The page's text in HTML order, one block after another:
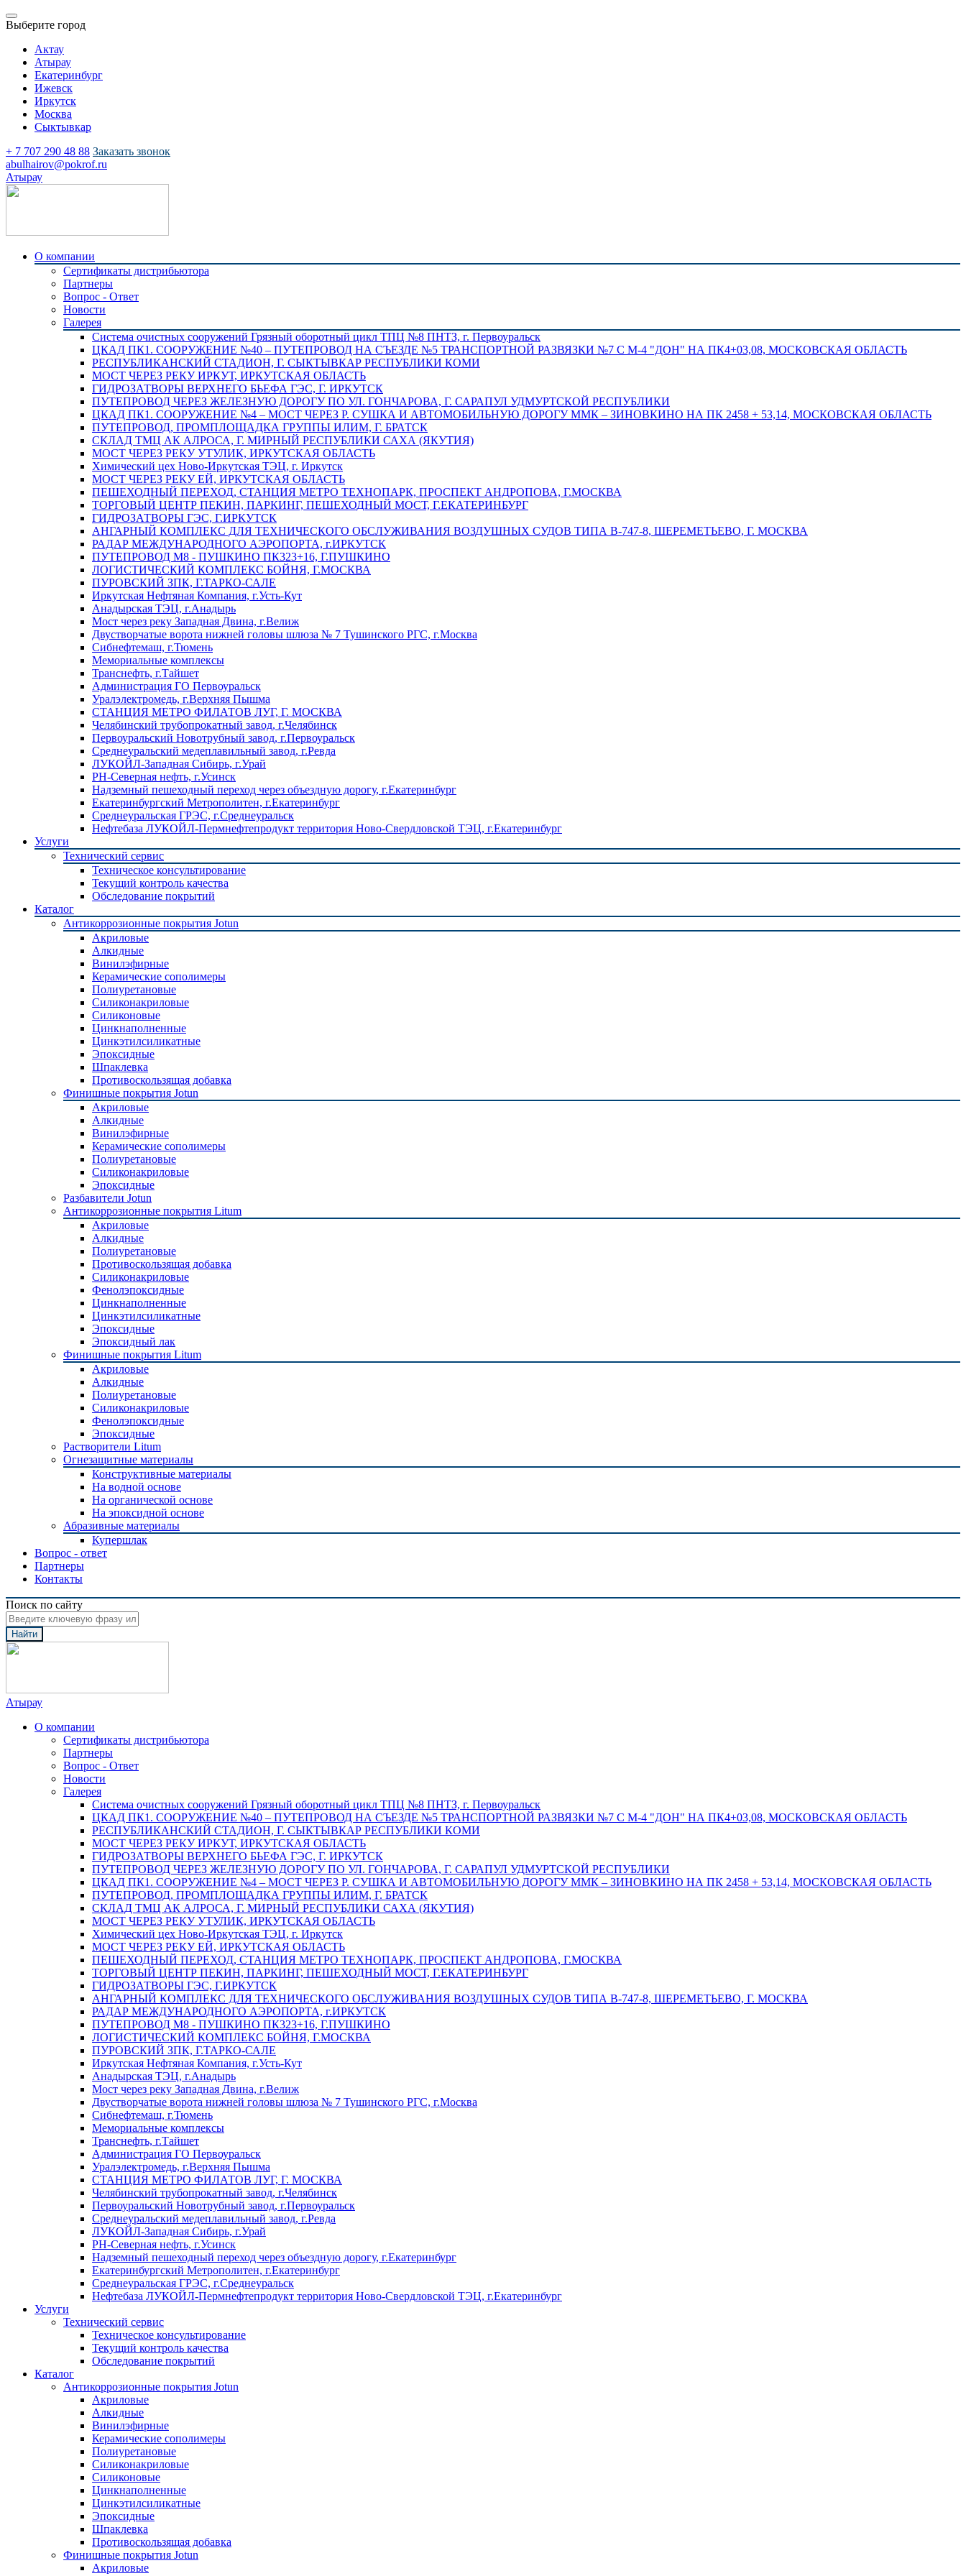
Выберите город
Актау
Атырау
Екатеринбург
Ижевск
Иркутск
Москва
Сыктывкар
+ 7 707 290 48 88 Заказать звонок
abulhairov@pokrof.ru
Атырау
О компании
Сертификаты дистрибьютора
Партнеры
Вопрос - Ответ
Новости
Галерея
Система очистных сооружений Грязный оборотный цикл ТПЦ №8 ПНТЗ, г. Первоуральск
ЦКАД ПК1. СООРУЖЕНИЕ №40 – ПУТЕПРОВОД НА СЪЕЗДЕ №5 ТРАНСПОРТНОЙ РАЗВЯЗКИ №7 С М-4 "ДОН" НА ПК4+03,08, МОСКОВСКАЯ ОБЛАСТЬ
РЕСПУБЛИКАНСКИЙ СТАДИОН, Г. СЫКТЫВКАР РЕСПУБЛИКИ КОМИ
МОСТ ЧЕРЕЗ РЕКУ ИРКУТ, ИРКУТСКАЯ ОБЛАСТЬ
ГИДРОЗАТВОРЫ ВЕРХНЕГО БЬЕФА ГЭС, Г. ИРКУТСК
ПУТЕПРОВОД ЧЕРЕЗ ЖЕЛЕЗНУЮ ДОРОГУ ПО УЛ. ГОНЧАРОВА, Г. САРАПУЛ УДМУРТСКОЙ РЕСПУБЛИКИ
ЦКАД ПК1. СООРУЖЕНИЕ №4 – МОСТ ЧЕРЕЗ Р. СУШКА И АВТОМОБИЛЬНУЮ ДОРОГУ ММК – ЗИНОВКИНО НА ПК 2458 + 53,14, МОСКОВСКАЯ ОБЛАСТЬ
ПУТЕПРОВОД, ПРОМПЛОЩАДКА ГРУППЫ ИЛИМ, Г. БРАТСК
СКЛАД ТМЦ АК АЛРОСА, Г. МИРНЫЙ РЕСПУБЛИКИ САХА (ЯКУТИЯ)
МОСТ ЧЕРЕЗ РЕКУ УТУЛИК, ИРКУТСКАЯ ОБЛАСТЬ
Химический цех Ново-Иркутская ТЭЦ, г. Иркутск
МОСТ ЧЕРЕЗ РЕКУ ЕЙ, ИРКУТСКАЯ ОБЛАСТЬ
ПЕШЕХОДНЫЙ ПЕРЕХОД, СТАНЦИЯ МЕТРО ТЕХНОПАРК, ПРОСПЕКТ АНДРОПОВА, Г.МОСКВА
ТОРГОВЫЙ ЦЕНТР ПЕКИН, ПАРКИНГ, ПЕШЕХОДНЫЙ МОСТ, Г.ЕКАТЕРИНБУРГ
ГИДРОЗАТВОРЫ ГЭС, Г.ИРКУТСК
АНГАРНЫЙ КОМПЛЕКС ДЛЯ ТЕХНИЧЕСКОГО ОБСЛУЖИВАНИЯ ВОЗДУШНЫХ СУДОВ ТИПА В-747-8, ШЕРЕМЕТЬЕВО, Г. МОСКВА
РАДАР МЕЖДУНАРОДНОГО АЭРОПОРТА, г.ИРКУТСК
ПУТЕПРОВОД М8 - ПУШКИНО ПК323+16, Г.ПУШКИНО
ЛОГИСТИЧЕСКИЙ КОМПЛЕКС БОЙНЯ, Г.МОСКВА
ПУРОВСКИЙ ЗПК, Г.ТАРКО-САЛЕ
Иркутская Нефтяная Компания, г.Усть-Кут
Анадырская ТЭЦ, г.Анадырь
Мост через реку Западная Двина, г.Велиж
Двустворчатые ворота нижней головы шлюза № 7 Тушинского РГС, г.Москва
Сибнефтемаш, г.Тюмень
Мемориальные комплексы
Транснефть, г.Тайшет
Администрация ГО Первоуральск
Уралэлектромедь, г.Верхняя Пышма
СТАНЦИЯ МЕТРО ФИЛАТОВ ЛУГ, Г. МОСКВА
Челябинский трубопрокатный завод, г.Челябинск
Первоуральский Новотрубный завод, г.Первоуральск
Среднеуральский медеплавильный завод, г.Ревда
ЛУКОЙЛ-Западная Сибирь, г.Урай
РН-Северная нефть, г.Усинск
Надземный пешеходный переход через объездную дорогу, г.Екатеринбург
Екатеринбургский Метрополитен, г.Екатеринбург
Среднеуральская ГРЭС, г.Среднеуральск
Нефтебаза ЛУКОЙЛ-Пермнефтепродукт территория Ново-Свердловской ТЭЦ, г.Екатеринбург
Услуги
Технический сервис
Техническое консультирование
Текущий контроль качества
Обследование покрытий
Каталог
Антикоррозионные покрытия Jotun
Акриловые
Алкидные
Винилэфирные
Керамические сополимеры
Полиуретановые
Силиконакриловые
Силиконовые
Цинкнаполненные
Цинкэтилсиликатные
Эпоксидные
Шпаклевка
Противоскользящая добавка
Финишные покрытия Jotun
Акриловые
Алкидные
Винилэфирные
Керамические сополимеры
Полиуретановые
Силиконакриловые
Эпоксидные
Разбавители Jotun
Антикоррозионные покрытия Litum
Акриловые
Алкидные
Полиуретановые
Противоскользящая добавка
Силиконакриловые
Фенолэпоксидные
Цинкнаполненные
Цинкэтилсиликатные
Эпоксидные
Эпоксидный лак
Финишные покрытия Litum
Акриловые
Алкидные
Полиуретановые
Силиконакриловые
Фенолэпоксидные
Эпоксидные
Растворители Litum
Огнезащитные материалы
Конструктивные материалы
На водной основе
На органической основе
На эпоксидной основе
Абразивные материалы
Купершлак
Вопрос - ответ
Партнеры
Контакты
Поиск по сайту
Найти
Атырау
О компании
Сертификаты дистрибьютора
Партнеры
Вопрос - Ответ
Новости
Галерея
Система очистных сооружений Грязный оборотный цикл ТПЦ №8 ПНТЗ, г. Первоуральск
ЦКАД ПК1. СООРУЖЕНИЕ №40 – ПУТЕПРОВОД НА СЪЕЗДЕ №5 ТРАНСПОРТНОЙ РАЗВЯЗКИ №7 С М-4 "ДОН" НА ПК4+03,08, МОСКОВСКАЯ ОБЛАСТЬ
РЕСПУБЛИКАНСКИЙ СТАДИОН, Г. СЫКТЫВКАР РЕСПУБЛИКИ КОМИ
МОСТ ЧЕРЕЗ РЕКУ ИРКУТ, ИРКУТСКАЯ ОБЛАСТЬ
ГИДРОЗАТВОРЫ ВЕРХНЕГО БЬЕФА ГЭС, Г. ИРКУТСК
ПУТЕПРОВОД ЧЕРЕЗ ЖЕЛЕЗНУЮ ДОРОГУ ПО УЛ. ГОНЧАРОВА, Г. САРАПУЛ УДМУРТСКОЙ РЕСПУБЛИКИ
ЦКАД ПК1. СООРУЖЕНИЕ №4 – МОСТ ЧЕРЕЗ Р. СУШКА И АВТОМОБИЛЬНУЮ ДОРОГУ ММК – ЗИНОВКИНО НА ПК 2458 + 53,14, МОСКОВСКАЯ ОБЛАСТЬ
ПУТЕПРОВОД, ПРОМПЛОЩАДКА ГРУППЫ ИЛИМ, Г. БРАТСК
СКЛАД ТМЦ АК АЛРОСА, Г. МИРНЫЙ РЕСПУБЛИКИ САХА (ЯКУТИЯ)
МОСТ ЧЕРЕЗ РЕКУ УТУЛИК, ИРКУТСКАЯ ОБЛАСТЬ
Химический цех Ново-Иркутская ТЭЦ, г. Иркутск
МОСТ ЧЕРЕЗ РЕКУ ЕЙ, ИРКУТСКАЯ ОБЛАСТЬ
ПЕШЕХОДНЫЙ ПЕРЕХОД, СТАНЦИЯ МЕТРО ТЕХНОПАРК, ПРОСПЕКТ АНДРОПОВА, Г.МОСКВА
ТОРГОВЫЙ ЦЕНТР ПЕКИН, ПАРКИНГ, ПЕШЕХОДНЫЙ МОСТ, Г.ЕКАТЕРИНБУРГ
ГИДРОЗАТВОРЫ ГЭС, Г.ИРКУТСК
АНГАРНЫЙ КОМПЛЕКС ДЛЯ ТЕХНИЧЕСКОГО ОБСЛУЖИВАНИЯ ВОЗДУШНЫХ СУДОВ ТИПА В-747-8, ШЕРЕМЕТЬЕВО, Г. МОСКВА
РАДАР МЕЖДУНАРОДНОГО АЭРОПОРТА, г.ИРКУТСК
ПУТЕПРОВОД М8 - ПУШКИНО ПК323+16, Г.ПУШКИНО
ЛОГИСТИЧЕСКИЙ КОМПЛЕКС БОЙНЯ, Г.МОСКВА
ПУРОВСКИЙ ЗПК, Г.ТАРКО-САЛЕ
Иркутская Нефтяная Компания, г.Усть-Кут
Анадырская ТЭЦ, г.Анадырь
Мост через реку Западная Двина, г.Велиж
Двустворчатые ворота нижней головы шлюза № 7 Тушинского РГС, г.Москва
Сибнефтемаш, г.Тюмень
Мемориальные комплексы
Транснефть, г.Тайшет
Администрация ГО Первоуральск
Уралэлектромедь, г.Верхняя Пышма
СТАНЦИЯ МЕТРО ФИЛАТОВ ЛУГ, Г. МОСКВА
Челябинский трубопрокатный завод, г.Челябинск
Первоуральский Новотрубный завод, г.Первоуральск
Среднеуральский медеплавильный завод, г.Ревда
ЛУКОЙЛ-Западная Сибирь, г.Урай
РН-Северная нефть, г.Усинск
Надземный пешеходный переход через объездную дорогу, г.Екатеринбург
Екатеринбургский Метрополитен, г.Екатеринбург
Среднеуральская ГРЭС, г.Среднеуральск
Нефтебаза ЛУКОЙЛ-Пермнефтепродукт территория Ново-Свердловской ТЭЦ, г.Екатеринбург
Услуги
Технический сервис
Техническое консультирование
Текущий контроль качества
Обследование покрытий
Каталог
Антикоррозионные покрытия Jotun
Акриловые
Алкидные
Винилэфирные
Керамические сополимеры
Полиуретановые
Силиконакриловые
Силиконовые
Цинкнаполненные
Цинкэтилсиликатные
Эпоксидные
Шпаклевка
Противоскользящая добавка
Финишные покрытия Jotun
Акриловые